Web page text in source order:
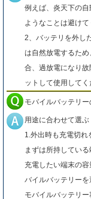
例えば、炎天下の
ようなことは避けて
2、バッテリを外し
は自然放電するた
合、過放電になり
ットして使用してく
モバイルバッテリ
用途に合わせて選ぶ
1.外出時も充電切
まずは所持してい
充電したい端末の
バイルバッテリーを
モバイルバッテリ